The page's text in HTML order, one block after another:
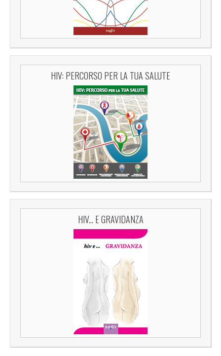
HIV: PERCORSO PER LA TUA SALUTE
HIV... E GRAVIDANZA